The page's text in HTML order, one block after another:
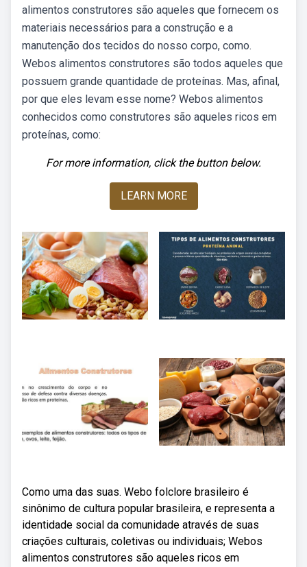
alimentos construtores são aqueles que fornecem os
materiais necessários para a construção e a
manutenção dos tecidos do nosso corpo, como.
Webos alimentos construtores são todos aqueles que
possuem grande quantidade de proteínas. Mas, afinal,
por que eles levam esse nome? Webos alimentos
conhecidos como construtores são aqueles ricos em
proteínas, como:
For more information, click the button below.
LEARN MORE
Como uma das suas. Webo folclore brasileiro é
sinônimo de cultura popular brasileira, e representa a
identidade social da comunidade através de suas
criações culturais, coletivas ou individuais; Webos
alimentos construtores são aqueles ricos em